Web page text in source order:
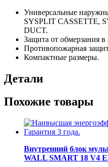
Универсальные
SYSPLIT CASSETTE,
DUCT.
Защита от обмерзания
Противопожарная
Компактные размеры.
Детали
Похожие товары
Внутренний блок
WALL SMART 18 V4